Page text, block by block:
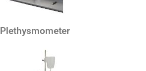
Plethysmometer